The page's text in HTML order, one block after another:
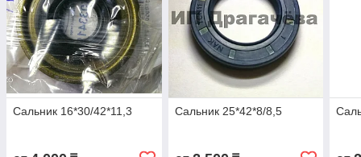
Сальник 16*30/42*11,3 Сальник 25*42*8/8,5